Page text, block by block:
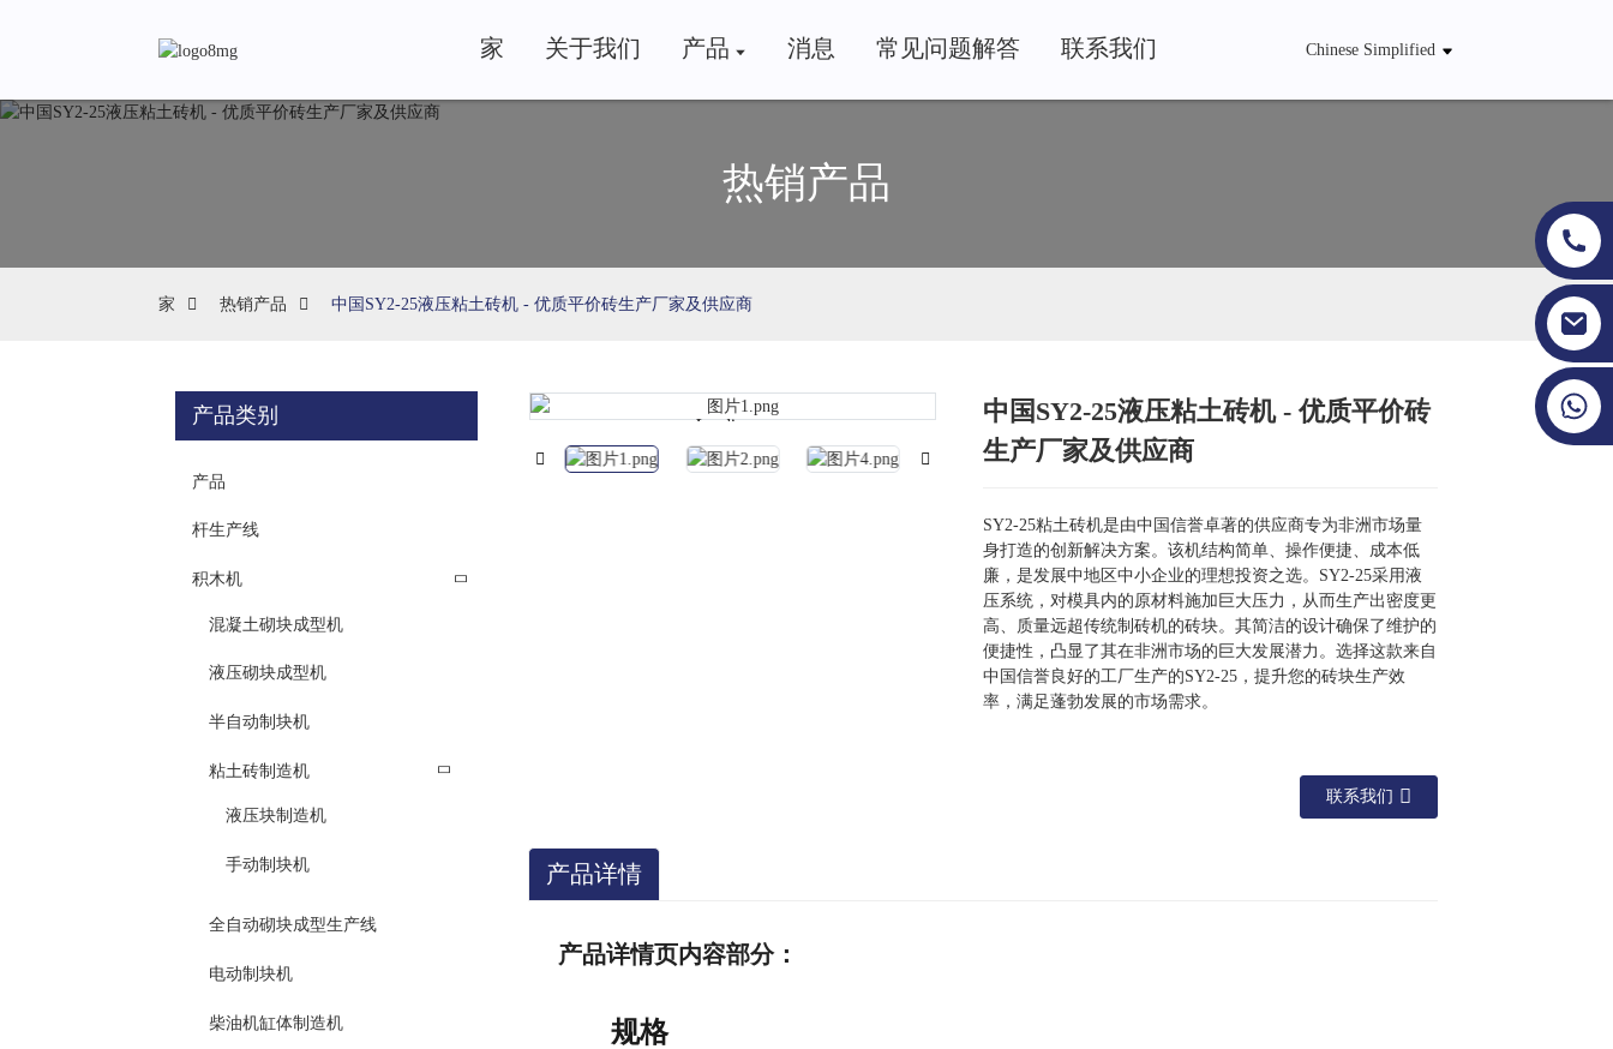
家 关于我们 产品 消息 常见问题解答 联系我们 Chinese Simplified
+86 19353927111
热销产品
家 热销产品 中国SY2-25液压粘土砖机 - 优质平价砖生产厂家及供应商
产品类别
产品
杆生产线
积木机
混凝土砌块成型机
液压砌块成型机
半自动制块机
粘土砖制造机
液压块制造机
手动制块机
全自动砌块成型生产线
电动制块机
柴油机缸体制造机
Loading...
Loading... Loading...
Loading... Loading...
Loading... Loading...
Loading...
中国SY2-25液压粘土砖机 - 优质平价砖
生产厂家及供应商
SY2-25粘土砖机是由中国信誉卓著的供应商专为非洲市场量
身打造的创新解决方案。该机结构简单、操作便捷、成本低
廉，是发展中地区中小企业的理想投资之选。SY2-25采用液
压系统，对模具内的原材料施加巨大压力，从而生产出密度更
高、质量远超传统制砖机的砖块。其简洁的设计确保了维护的
便捷性，凸显了其在非洲市场的巨大发展潜力。选择这款来自
中国信誉良好的工厂生产的SY2-25，提升您的砖块生产效
率，满足蓬勃发展的市场需求。
联系我们
产品详情
产品详情页内容部分：
规格